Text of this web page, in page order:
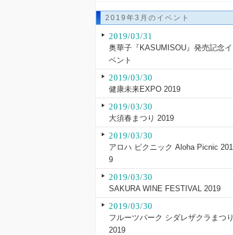
2019年3月のイベント
2019/03/31
奥華子『KASUMISOU』発売記念イ
ベント
2019/03/30
健康未来EXPO 2019
2019/03/30
大須春まつり 2019
2019/03/30
アロハ ピクニック Aloha Picnic 201
9
2019/03/30
SAKURA WINE FESTIVAL 2019
2019/03/30
フルーツパーク シダレザクラまつり
2019